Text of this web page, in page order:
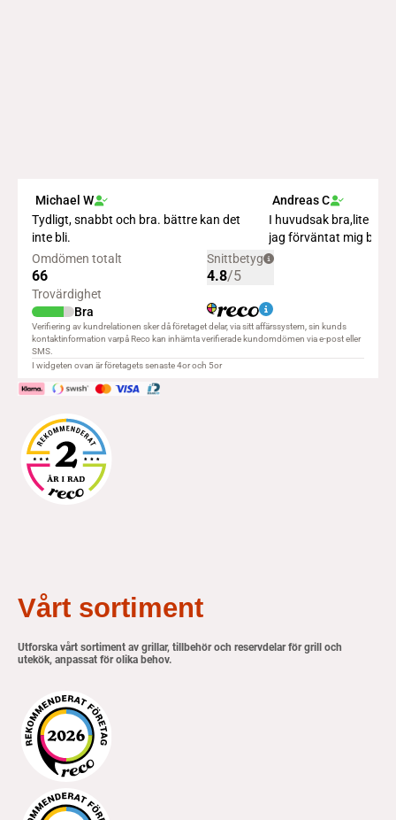
Vårt sortiment
Utforska vårt sortiment av grillar, tillbehör och reservdelar för grill och
utekök, anpassat för olika behov.